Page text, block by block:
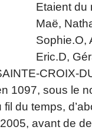
Etaient du
Maë,
Sophie.O,
Eric.D,
CROIX-
1097, sous le
du temps,
avant de